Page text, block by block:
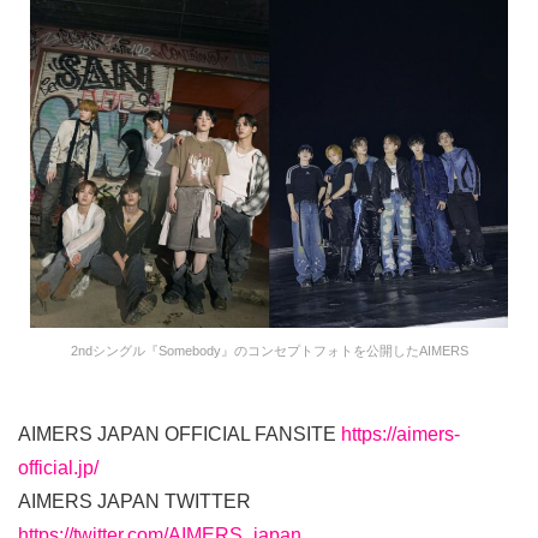
2ndシングル『Somebody』のコンセプトフォトを公開したAIMERS
AIMERS JAPAN OFFICIAL FANSITE https://aimers-
official.jp/
AIMERS JAPAN TWITTER